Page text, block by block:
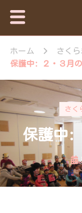
ホーム
さく
保護中: ２・３月
さく
保護中: